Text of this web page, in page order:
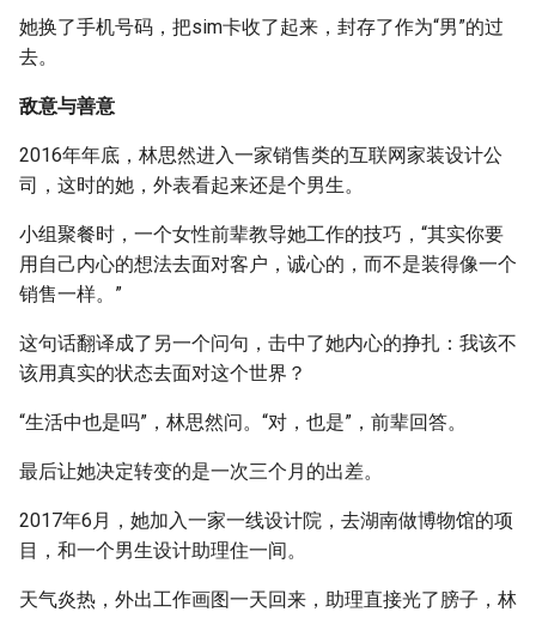
她换了手机号码，把sim卡收了起来，封存了作为“男”的过
去。
敌意与善意
2016年年底，林思然进入一家销售类的互联网家装设计公
司，这时的她，外表看起来还是个男生。
小组聚餐时，一个女性前辈教导她工作的技巧，“其实你要
用自己内心的想法去面对客户，诚心的，而不是装得像一个
销售一样。”
这句话翻译成了另一个问句，击中了她内心的挣扎：我该不
该用真实的状态去面对这个世界？
“生活中也是吗”，林思然问。“对，也是”，前辈回答。
最后让她决定转变的是一次三个月的出差。
2017年6月，她加入一家一线设计院，去湖南做博物馆的项
目，和一个男生设计助理住一间。
天气炎热，外出工作画图一天回来，助理直接光了膀子，林